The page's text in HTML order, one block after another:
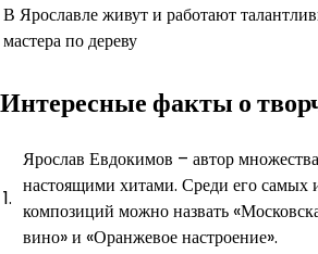
В Ярославле живут и работают
мастера по дереву
Интересные факты о
1.
Ярослав Евдокимов – автор
настоящими хитами. Среди его самых
композиций можно назвать
вино» и «Оранжевое настроение».